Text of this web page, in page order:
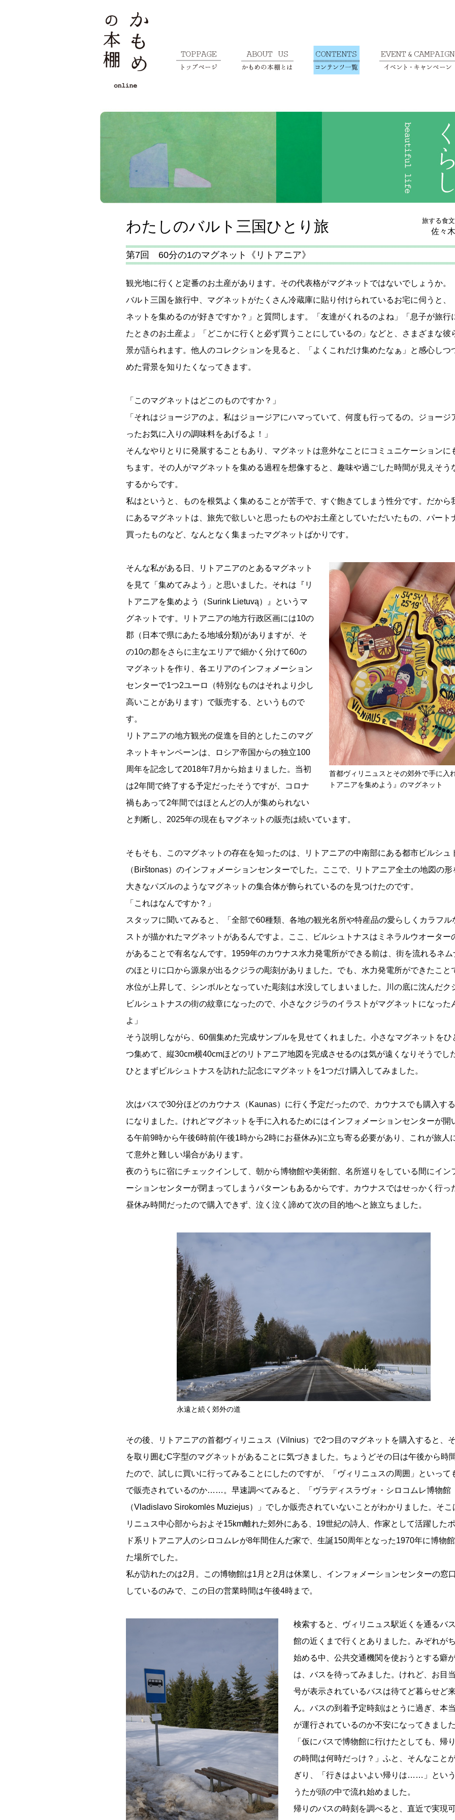
わたしのバルト三国ひとり旅 旅する食
佐々
第7回 60分の1のマグネット《リトアニア》
観光地に行くと定番のお土産があります。その代表格がマグネットではないでしょうか。
バルト三国を旅行中、マグネットがたくさん冷蔵庫に貼り付けられているお宅に伺うと、
ネットを集めるのが好きですか？」と質問します。「友達がくれるのよね」「息子が旅行
たときのお土産よ」「どこかに行くと必ず買うことにしているの」などと、さまざまな彼
景が語られます。他人のコレクションを見ると、「よくこれだけ集めたなぁ」と感心しつ
めた背景を知りたくなってきます。
「このマグネットはどこのものですか？」
「それはジョージアのよ。私はジョージアにハマっていて、何度も行ってるの。ジョージ
ったお気に入りの調味料をあげるよ！」
そんなやりとりに発展することもあり、マグネットは意外なことにコミュニケーションに
ちます。その人がマグネットを集める過程を想像すると、趣味や過ごした時間が見えそう
するからです。
私はというと、ものを根気よく集めることが苦手で、すぐ飽きてしまう性分です。だから
にあるマグネットは、旅先で欲しいと思ったものやお土産としていただいたもの、パート
買ったものなど、なんとなく集まったマグネットばかりです。
首都ヴィリニュスとその郊外で手に入
トアニアを集めよう』のマグネット
そんな私がある日、リトアニアのとあるマグネット
を見て「集めてみよう」と思いました。それは『リ
トアニアを集めよう（Surink Lietuvą）』というマ
グネットです。リトアニアの地方行政区画には10の
郡（日本で県にあたる地域分類)がありますが、そ
の10の郡をさらに主なエリアで細かく分けて60の
マグネットを作り、各エリアのインフォメーション
センターで1つ2ユーロ（特別なものはそれより少し
高いことがあります）で販売する、というもので
す。
リトアニアの地方観光の促進を目的としたこのマグ
ネットキャンペーンは、ロシア帝国からの独立100
周年を記念して2018年7月から始まりました。当初
は2年間で終了する予定だったそうですが、コロナ
禍もあって2年間ではほとんどの人が集められない
と判断し、2025年の現在もマグネットの販売は続いています。
そもそも、このマグネットの存在を知ったのは、リトアニアの中南部にある都市ビルシュ
（Birštonas）のインフォメーションセンターでした。ここで、リトアニア全土の地図の形
大きなパズルのようなマグネットの集合体が飾られているのを見つけたのです。
「これはなんですか？」
スタッフに聞いてみると、「全部で60種類、各地の観光名所や特産品の愛らしくカラフル
ストが描かれたマグネットがあるんですよ。ここ、ビルシュトナスはミネラルウオーター
があることで有名なんです。1959年のカウナス水力発電所ができる前は、街を流れるネム
のほとりに口から源泉が出るクジラの彫刻がありました。でも、水力発電所ができたこと
水位が上昇して、シンボルとなっていた彫刻は水没してしまいました。川の底に沈んだク
ビルシュトナスの街の紋章になったので、小さなクジラのイラストがマグネットになった
よ」
そう説明しながら、60個集めた完成サンプルを見せてくれました。小さなマグネットをひ
つ集めて、縦30cm横40cmほどのリトアニア地図を完成させるのは気が遠くなりそうでし
ひとまずビルシュトナスを訪れた記念にマグネットを1つだけ購入してみました。
次はバスで30分ほどのカウナス（Kaunas）に行く予定だったので、カウナスでも購入す
になりました。けれどマグネットを手に入れるためにはインフォメーションセンターが開
る午前9時から午後6時前(午後1時から2時にお昼休み)に立ち寄る必要があり、これが旅人
て意外と難しい場合があります。
夜のうちに宿にチェックインして、朝から博物館や美術館、名所巡りをしている間にイン
ーションセンターが閉まってしまうパターンもあるからです。カウナスではせっかく行っ
昼休み時間だったので購入できず、泣く泣く諦めて次の目的地へと旅立ちました。
永遠と続く郊外の道
その後、リトアニアの首都ヴィリニュス（Vilnius）で2つ目のマグネットを購入すると、
を取り囲むC字型のマグネットがあることに気づきました。ちょうどその日は午後から時
たので、試しに買いに行ってみることにしたのですが、「ヴィリニュスの周囲」といって
で販売されているのか……。早速調べてみると、「ヴラディスラヴォ・シロコムレ博物館
（Vladislavo Sirokomlės Muziejus）」でしか販売されていないことがわかりました。そこ
リニュス中心部からおよそ15km離れた郊外にある、19世紀の詩人、作家として活躍した
ド系リトアニア人のシロコムレが8年間住んだ家で、生誕150周年となった1970年に博物
た場所でした。
私が訪れたのは2月。この博物館は1月と2月は休業し、インフォメーションセンターの窓
しているのみで、この日の営業時間は午後4時まで。
検索すると、ヴィリニュス駅近くを通るバ
館の近くまで行くとありました。みぞれが
始める中、公共交通機関を使おうとする癖
は、バスを待ってみました。けれど、お目
号が表示されているバスは待てど暮らせど
ん。バスの到着予定時刻はとうに過ぎ、本
が運行されているのか不安になってきました
「仮にバスで博物館に行けたとしても、帰
の時間は何時だっけ？」ふと、そんなこと
ぎり、「行きはよいよい帰りは……」とい
うたが頭の中で流れ始めました。
帰りのバスの時刻を調べると、直近で実現